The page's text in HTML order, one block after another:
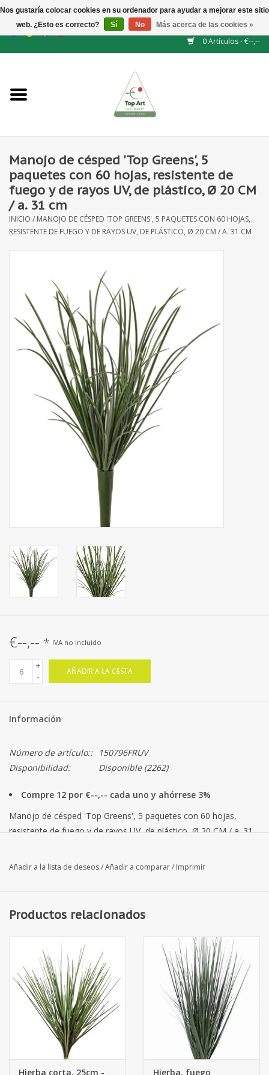
GBP/CHF /BGN/
0 Artículos - €--,--
NUEVO
Flores artificiales
plantas artificiales
Fruta artificial
decoración
Coronas de flores
Manojo de césped 'Top Greens', 5
paquetes con 60 hojas, resistente de
fuego y de rayos UV, de plástico, Ø 20 CM
/ a. 31 cm
INICIO / MANOJO DE CÉSPED 'TOP GREENS', 5 PAQUETES CON 60 HOJAS,
RESISTENTE DE FUEGO Y DE RAYOS UV, DE PLÁSTICO, Ø 20 CM / A. 31 CM
€--,-- * IVA no incluido
+
-
AÑADIR A LA CESTA
Información
Número de artículo::
150796FRUV
Disponibilidad:
Disponible(2262)
Compre 12 por €--,-- cada uno y ahórrese 3%
Manojo de césped 'Top Greens', 5 paquetes con 60 hojas,
resistente de fuego y de rayos UV, de plástico, Ø 20 CM / a. 31
Añadir a la lista de deseos/Añadir a comparar/ Imprimir
Productos relacionados
Hierba corta, 25cm -
Hierba, fuego
Nos gustaría colocar cookies en su ordenador para ayudar a mejorar este sitio
web. ¿Esto es correcto?
Sí No Más acerca de las cookies »